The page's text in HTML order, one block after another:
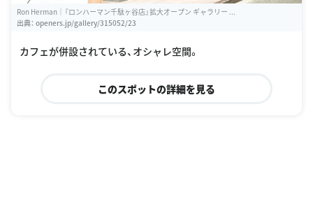
Ron Herman｜『ロンハーマン千駄ヶ谷店』拡大オープン ギャラリー ...
出典： openers.jp/gallery/315052/23
カフェが併設されている、オシャレ空間。
このスポットの詳細を見る